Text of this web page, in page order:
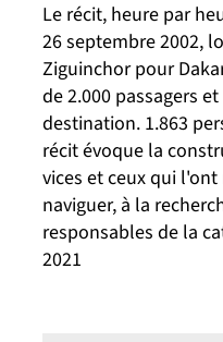
Le récit, heure par
26 septembre 2002,
Ziguinchor pour
de 2.000 passagers
destination. 1.863
récit évoque la
vices et ceux qui
naviguer, à la
responsables de la
2021